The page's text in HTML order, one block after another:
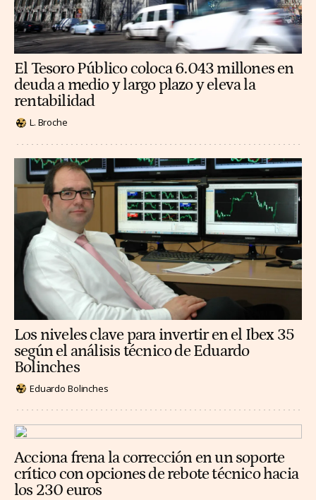
El Tesoro Público coloca 6.043 millones en
deuda a medio y largo plazo y eleva la
rentabilidad
L. Broche
Los niveles clave para invertir en el Ibex 35
según el análisis técnico de Eduardo
Bolinches
Eduardo Bolinches
Acciona frena la corrección en un soporte
crítico con opciones de rebote técnico hacia
los 230 euros